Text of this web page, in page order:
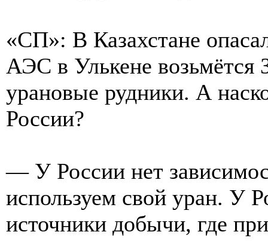
«СП»: В Казахстане
АЭС в Улькене возьмётся
урановые рудники. А
России?
— У России нет
используем свой уран. У
источники добычи, где